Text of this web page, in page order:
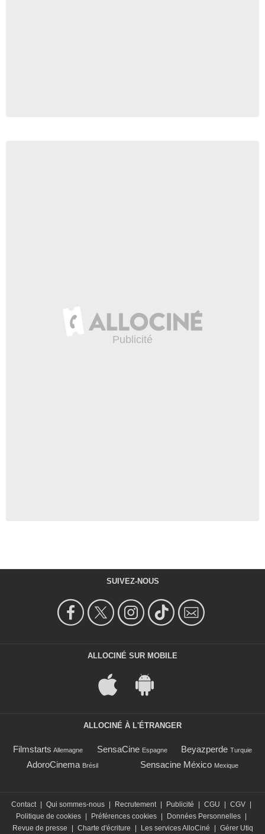
SUIVEZ-NOUS
ALLOCINÉ SUR MOBILE
ALLOCINÉ À L'ÉTRANGER
Filmstarts Allemagne SensaCine Espagne Beyazperde Turquie
AdoroCinema Brésil Sensacine México Mexique
Contact Qui sommes-nous Recrutement Publicité CGU CGV
Politique de cookies
Préférences cookies Données Personnelles
Revue de presse
Charte d'écriture Les services AlloCiné Gérer Utiq